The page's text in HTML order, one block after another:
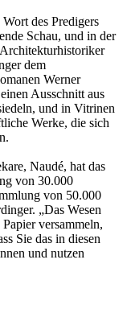
des Predigers
Schau, und in der
dem
Werner
Ausschnitt aus
und in Vitrinen
Werke, die sich
Naudé, hat das
von 30.000
von 50.000
„Das Wesen
versammeln,
Sie das in diesen
und nutzen